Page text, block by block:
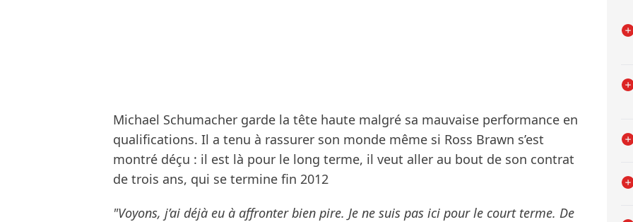
Michael Schumacher garde la tête haute malgré sa mauvaise performance en
qualifications. Il a tenu à rassurer son monde même si Ross Brawn s’est
montré déçu : il est là pour le long terme, il veut aller au bout de son contrat
de trois ans, qui se termine fin 2012
"Voyons, j’ai déjà eu à affronter bien pire. Je ne suis pas ici pour le court terme. De